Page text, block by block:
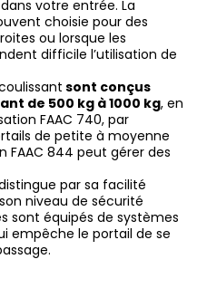
votre entrée. La
choisie pour des
ou lorsque les
difficile l’utilisation de
sont conçus
de 500 kg à 1000 kg, en
FAAC 740, par
de petite à moyenne
FAAC 844 peut gérer des
par sa facilité
niveau de sécurité
sont équipés de systèmes
empêche le portail de se